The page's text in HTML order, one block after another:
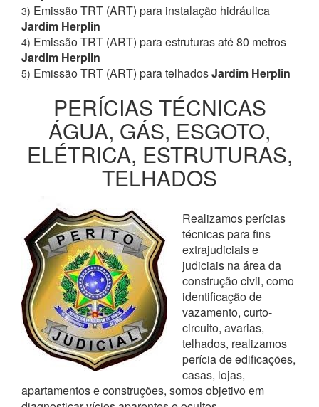
3) Emissão TRT (ART) para instalação hidráulica
Jardim Herplin
4) Emissão TRT (ART) para estruturas até 80 metros
Jardim Herplin
5) Emissão TRT (ART) para telhadosJardim Herplin
PERÍCIAS TÉCNICAS
ÁGUA, GÁS, ESGOTO,
ELÉTRICA, ESTRUTURAS,
TELHADOS
Realizamos perícias
técnicas para fins
extrajudiciais e
judiciais na área da
construção civil, como
identificação de
vazamento, curto-
circuito, avarias,
telhados, realizamos
perícia de edificações,
casas, lojas,
apartamentos e construções, somos objetivo em